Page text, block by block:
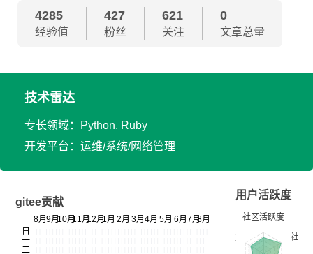
4285
经验值
427
粉丝
621
关注
0
文章总量
技术雷达
专长领域：Python, Ruby
开发平台：运维/系统/网络管理
gitee贡献
用户活跃度